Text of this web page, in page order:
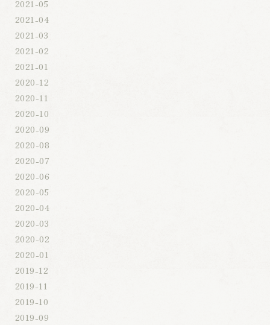
2021-05
2021-04
2021-03
2021-02
2021-01
2020-12
2020-11
2020-10
2020-09
2020-08
2020-07
2020-06
2020-05
2020-04
2020-03
2020-02
2020-01
2019-12
2019-11
2019-10
2019-09